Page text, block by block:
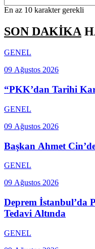
En az 10 karakter gerekli
SON DAKİKA
GENEL
09 Ağustos 2026
“PKK’dan Tarihi
GENEL
09 Ağustos 2026
Başkan Ahmet
GENEL
09 Ağustos 2026
Deprem İstanbul’da
Tedavi Altında
GENEL